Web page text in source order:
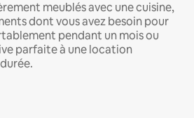
meublés avec une cuisine,
dont vous avez besoin pour
pendant un mois ou
parfaite à une location